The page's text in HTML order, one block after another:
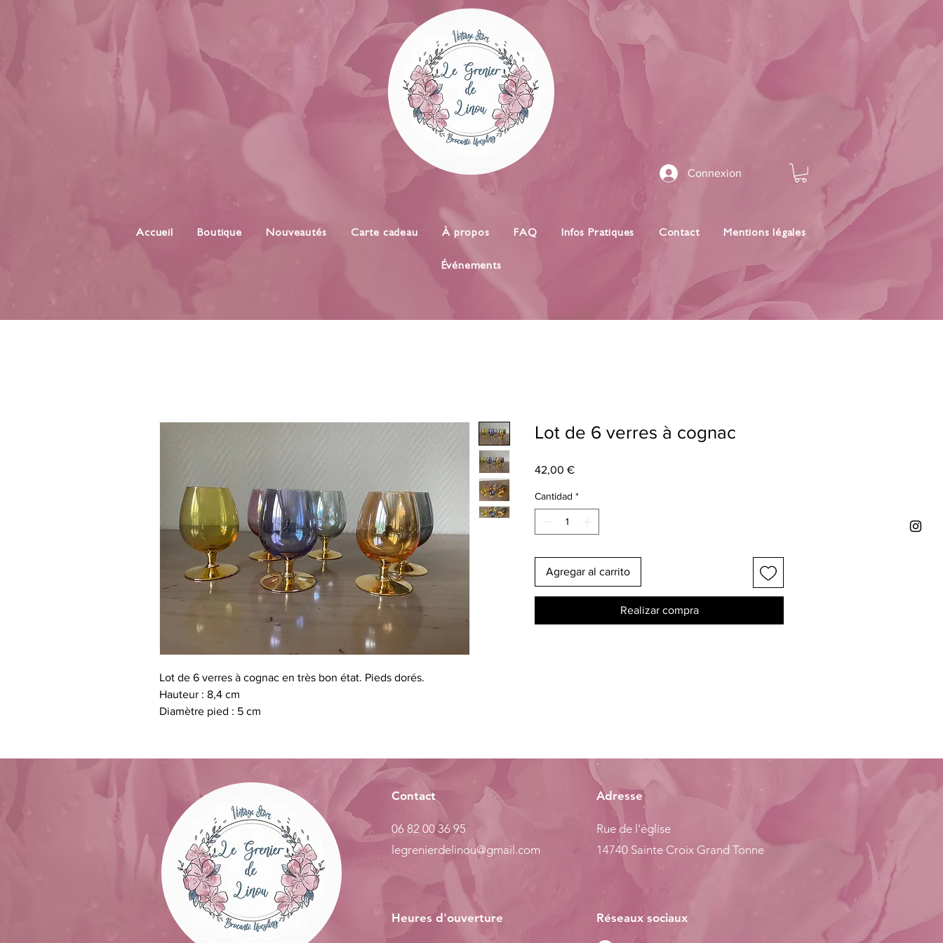
Connexion
Accueil Boutique Nouveautés Carte cadeau À propos FAQ Infos Pratiques Contact Mentions légales
Événements
Lot de 6 verres à cognac en très bon état. Pieds dorés.
Hauteur : 8,4 cm
Diamètre pied : 5 cm
Lot de 6 verres à cognac
42,00 €Precio
Cantidad *
Agregar al carrito
Realizar compra
Contact
06 82 00 36 95
legrenierdelinou@gmail.com
Adresse
Rue de l'église
14740 Sainte Croix Grand Tonne
Heures d'ouverture Réseaux sociaux